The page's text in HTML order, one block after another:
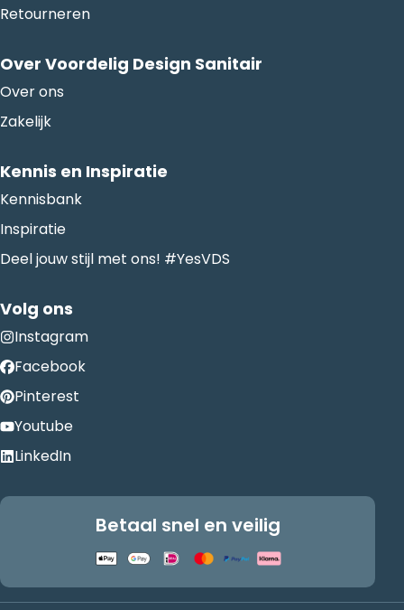
Retourneren
Over Voordelig Design Sanitair
Over ons
Zakelijk
Kennis en Inspiratie
Kennisbank
Inspiratie
Deel jouw stijl met ons! #YesVDS
Volg ons
Instagram
Facebook
Pinterest
Youtube
LinkedIn
Betaal snel en veilig